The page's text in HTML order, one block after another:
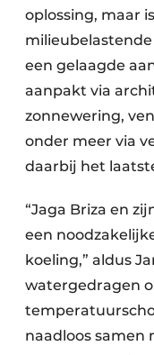
oplossing, maar
een gelaagde
aanpakt via
zonnewering,
onder meer via
daarbij het
“Jaga Briza en
een
koeling,” aldus
watergedragen
naadloos